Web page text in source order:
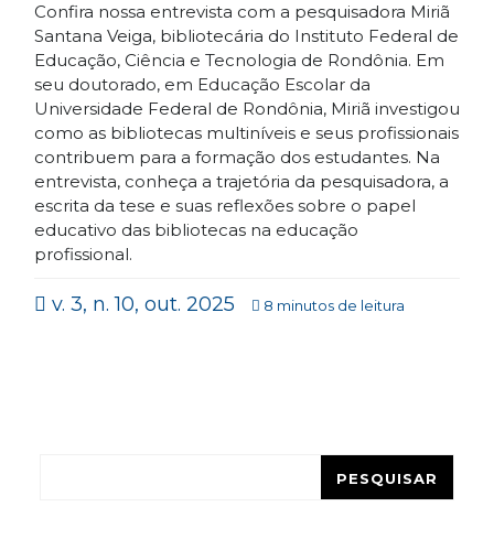
Confira nossa entrevista com a pesquisadora Miriã
Santana Veiga, bibliotecária do Instituto Federal de
Educação, Ciência e Tecnologia de Rondônia. Em
seu doutorado, em Educação Escolar da
Universidade Federal de Rondônia, Miriã investigou
como as bibliotecas multiníveis e seus profissionais
contribuem para a formação dos estudantes. Na
entrevista, conheça a trajetória da pesquisadora, a
escrita da tese e suas reflexões sobre o papel
educativo das bibliotecas na educação
profissional.
v. 3, n. 10, out. 2025 8 minutos de leitura
PESQUISAR